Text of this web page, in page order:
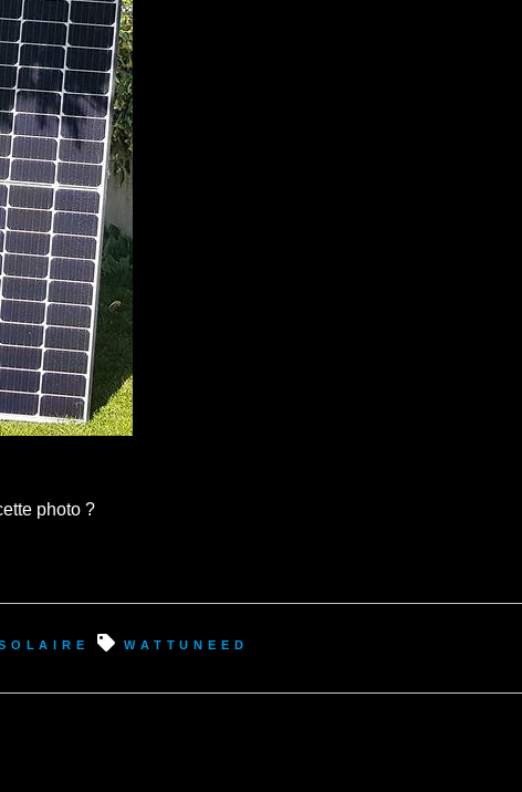
photo ?
Wattuneed